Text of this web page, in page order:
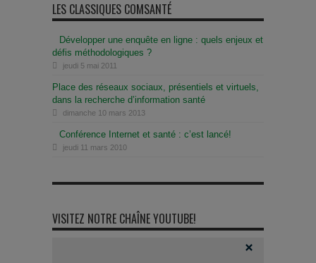
LES CLASSIQUES COMSANTÉ
Développer une enquête en ligne : quels enjeux et
défis méthodologiques ?
jeudi 5 mai 2011
Place des réseaux sociaux, présentiels et virtuels,
dans la recherche d’information santé
dimanche 10 mars 2013
Conférence Internet et santé : c’est lancé!
jeudi 11 mars 2010
VISITEZ NOTRE CHAÎNE YOUTUBE!